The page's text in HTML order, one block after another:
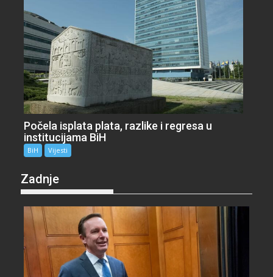
Počela isplata plata, razlike i regresa u
institucijama BiH
BiH Vijesti
Zadnje